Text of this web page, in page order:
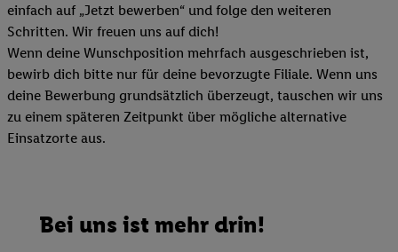
einfach auf „Jetzt bewerben“ und folge den weiteren
Schritten. Wir freuen uns auf dich!
Wenn deine Wunschposition mehrfach ausgeschrieben ist,
bewirb dich bitte nur für deine bevorzugte Filiale. Wenn uns
deine Bewerbung grundsätzlich überzeugt, tauschen wir uns
zu einem späteren Zeitpunkt über mögliche alternative
Einsatzorte aus.
Bei uns ist mehr drin!